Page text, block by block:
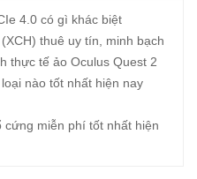
4.0 có gì khác biệt
thuê uy tín, minh bạch
thực tế ảo Oculus Quest 2
nào tốt nhất hiện nay
cứng miễn phí tốt nhất hiện